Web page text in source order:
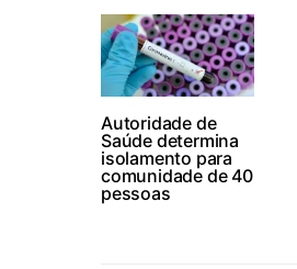
Autoridade de
Saúde determina
isolamento para
comunidade de 40
pessoas